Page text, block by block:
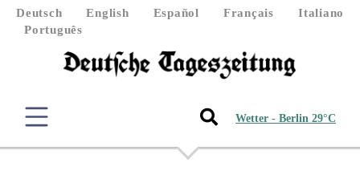
Deutsch English Español Français
Italiano
Português
Wetter - Berlin 29°C